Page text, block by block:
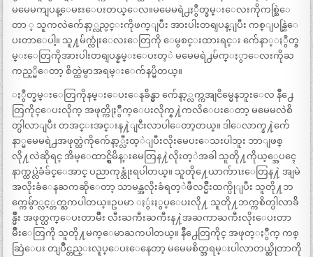
မမေမကျပန္ေမႊးေပးတယ္ေလ။မမေမရဲ႕ႏွဳတ္ခမ္းေလးကိုကစ္ဆြဲေ
တာ ့ သူကလဲက်ေနာ့္လည္ပင္းကိုဖက္ျပီး အားပါးတရျပန္ျပီး ကစ္ျပန္ဆြဲေ
ပးတာေပါ့။ သူ႔မ်က္လုံးေလးေတြကို ေမွစင္းထားရင္း က်ေနာ္ႏွဳတ္ခ
မ္းေတြကိုအားပါးတရျပန္နမ္းေပးတ့ဲ မမေမရဲ႕မ်က္ႏွာေလးကိုႀ
ကည့္မိေတာ့ စိတ္ထဲမွာအရမ္းေက်နပ္မိတယ္။
ႏွဳတ္ခမ္းေတြကိုနမ္းေပးေနခ်ိန္မွာ က်ေနာ့္လက္ကအျငိမ္မေနဘူးေလ နိဳ႕ေ
တြကိုင္ေပးလိုက္ အဖုတ္ကိုႏွိဳက္ေပးလိုက္န႔ဲကလိေပးေတာ့ မမေမလဲစိ
တ္ပါလာျပီး တအင္းအင္းန႔ဲျငီးလာပါေတာ့တယ္။ ဒါေလာက္န႔ဲက်ေ
နာ္မမေမရဲ႕အဖုတ္ထဲကိုက်ေနာ့္လီးထ့ဲျပီးလိုးမေပးေသးပါဘူး ဘာျဖစ္
လို႔လဲဆိုရင္ အိမ္ေထာင္ရွိမိန္းမေတြန႔ဲလိုးတ့ဲအခါ သူတို႔ကိုယ့္အေပၚေ
နာက္ထပ္လဲခံခ်င္ေအာင္ ပညာကုန္သုံးရပါတယ္။ သူတို႔ေယာက်ာၤးေတြန႔ဲ အျမဲ
အလိုးခံေနႀကဆိုေတာ့ သာမန္အလိုးခံရတ့ဲဖီလင္မ်ိဳးထက္ပိုျပီး သူတို႔ဘ
က္ကေမ်ွာ္လင့္တတ္ႀကပါတယ္။ဥပမာ ႏွဴးႏွပ္ေပးလို႔ သူတို႔ဘက္ကစိတ္ပါလာခ်ိ
န္မ်ဳိး အဖုတ္ယက္ေပးတာမ်ဳိး လီးႀကီးႀကီးန႔ဲအႀကာႀကီးလိုးေပးတာ
မ်ဳိးေတြကို သူတို႔မက္ေမာႀကပါတယ္။ နိဳ႕ေတြကိုင္ အဖုတ္ႏွိဳက္ ကစ္
ဆြဲေပး တျပိဳင္တည္းလူပ္ေပးေနေတာ့ မမေမစိတ္အရမ္းပါလာတယ္ဆိုတာကို